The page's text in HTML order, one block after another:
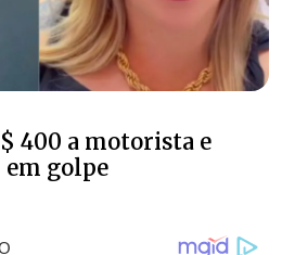
400 a motorista e
em golpe